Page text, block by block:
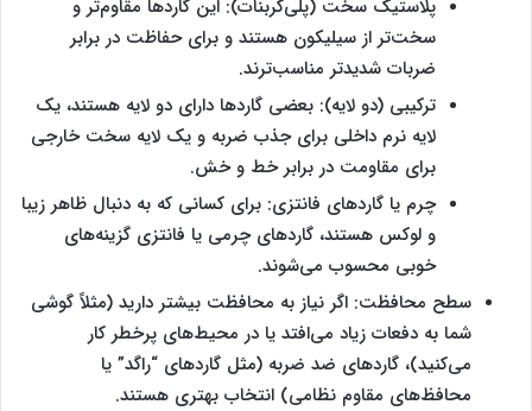
پلاستیک سخت (پلی‌کربنات): این گاردها مقاوم‌تر و
سخت‌تر از سیلیکون هستند و برای حفاظت در برابر
ضربات شدیدتر مناسب‌ترند.
ترکیبی (دو لایه): بعضی گاردها دارای دو لایه هستند، یک
لایه نرم داخلی برای جذب ضربه و یک لایه سخت خارجی
برای مقاومت در برابر خط و خش.
چرم یا گارد‌های فانتزی: برای کسانی که به دنبال ظاهر زیبا
و لوکس هستند، گاردهای چرمی یا فانتزی گزینه‌های
خوبی محسوب می‌شوند.
سطح محافظت: اگر نیاز به محافظت بیشتر دارید (مثلاً گوشی
شما به دفعات زیاد می‌افتد یا در محیط‌های پرخطر کار
می‌کنید)، گاردهای ضد ضربه (مثل گاردهای “راگد” یا
محافظ‌های مقاوم نظامی) انتخاب بهتری هستند.